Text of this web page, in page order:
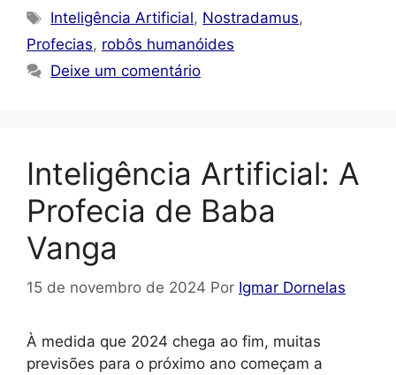
Tags
Inteligência Artificial, Nostradamus,
Profecias, robôs humanóides
Deixe um comentário
Inteligência Artificial: A
Profecia de Baba
Vanga
15 de novembro de 2024 Por Igmar Dornelas
À medida que 2024 chega ao fim, muitas
previsões para o próximo ano começam a